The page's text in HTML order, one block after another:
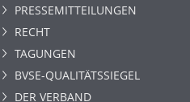
PRESSEMITTEILUNGEN
RECHT
TAGUNGEN
BVSE-QUALITÄTSSIEGEL
DER VERBAND